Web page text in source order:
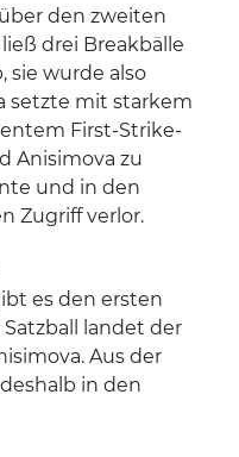
den zweiten
drei Breakbälle
sie wurde also
setzte mit starkem
First-Strike-
Anisimova zu
und in den
Zugriff verlor.
es den ersten
landet der
Aus der
in den